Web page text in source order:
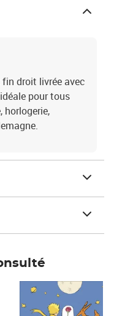
droit livrée avec
pour tous
horlogerie,
Prix 7,50€